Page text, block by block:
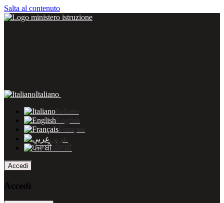
Salta al contenuto
Italiano
Italiano
English
Français
عربى
ਪੰਜਾਬੀ
Accedi
Accedi